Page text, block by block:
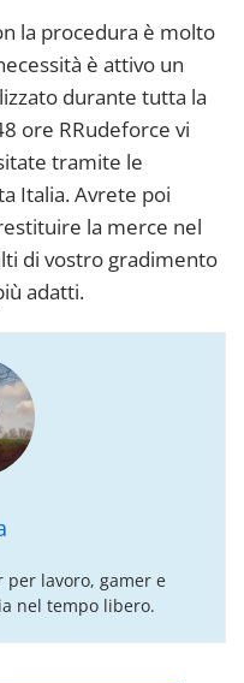
la procedura è molto
è attivo un
durante tutta la
ore RRudeforce vi
tramite le
Italia. Avrete poi
la merce nel
di vostro gradimento
adatti.
per lavoro, gamer e
nel tempo libero.